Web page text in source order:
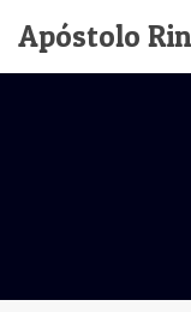
Apóstolo